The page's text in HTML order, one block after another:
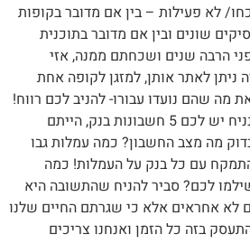
פעילות – בין אם מדובר בקופות
שונים ובין אם מדובר בתוכנית
שנים ושכחתם ממנה, אזי
לאתר אותן, למזגן לקופה אחת
שהם נועדו עבורו- להניב לכם רווח!
סדר בבלאגן – אם נניח יש לכם 5 חשבונות בנק, הייתם
מה מצב החשבון? כמה עמלות גבו
עם כל בנק על העמלות! כמה
לכם? סביר להניח שהתשובה היא
אלא כי שגרתם החיים שלנו
בזה כל הזמן ואנחנו צריכים